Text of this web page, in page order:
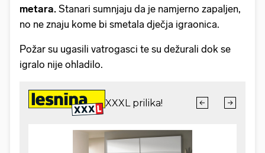
metara. Stanari sumnjaju da je namjerno zapaljen,
no ne znaju kome bi smetala dječja igraonica.
Požar su ugasili vatrogasci te su dežurali dok se
igralo nije ohladilo.